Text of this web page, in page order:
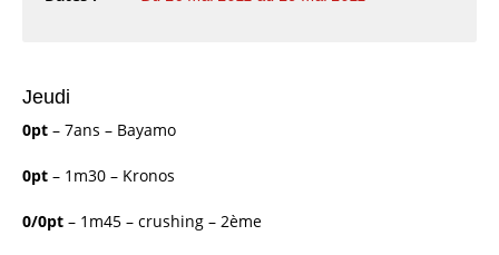
Jeudi
0pt – 7ans – Bayamo
0pt – 1m30 – Kronos
0/0pt – 1m45 – crushing – 2ème